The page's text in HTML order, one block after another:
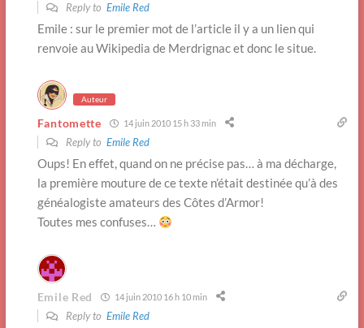
Reply to Emile Red
Emile : sur le premier mot de l’article il y a un lien qui
renvoie au Wikipedia de Merdrignac et donc le situe.
Auteur
Fantomette 14 juin 2010 15 h 33 min
Reply to Emile Red
Oups! En effet, quand on ne précise pas… à ma décharge,
la première mouture de ce texte n’était destinée qu’à des
généalogiste amateurs des Côtes d’Armor!
Toutes mes confuses…
Emile Red 14 juin 2010 16 h 10 min
Reply to Emile Red